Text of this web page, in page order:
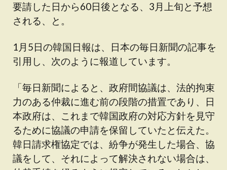
要請した日から60日後となる、3月上旬と予想
される、と。
1月5日の韓国日報は、日本の毎日新聞の記事を
引用し、次のように報道しています。
「毎日新聞によると、政府間協議は、法的拘束
力のある仲裁に進む前の段階の措置であり、日
本政府は、これまで韓国政府の対応方針を見守
るために協議の申請を保留していたと伝えた。
韓日請求権協定では、紛争が発生した場合、協
議をして、それによって解決されない場合は、